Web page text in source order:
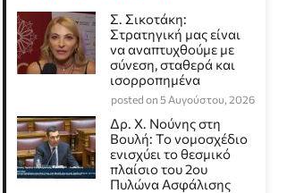
Σ. Σικοτάκη:
Στρατηγική μας είναι
να αναπτυχθούμε με
σύνεση, σταθερά και
ισορροπημένα
posted on 5 Αυγούστου, 2026
Δρ. Χ. Νούνης στη
Βουλή: Το νομοσχέδιο
ενισχύει το θεσμικό
πλαίσιο του 2ου
Πυλώνα Ασφάλισης